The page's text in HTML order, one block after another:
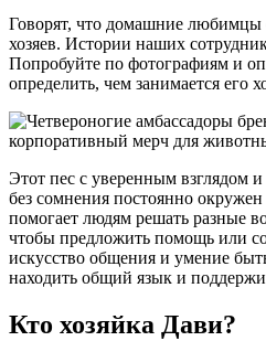
Говорят, что домашние любимцы
хозяев. Истории наших
Попробуйте по фотографиям и
определить, чем занимается его
Этот пес с уверенным взглядом
без сомнения постоянно
помогает людям решать разные
чтобы предложить помощь или
искусство общения и умение
находить общий язык и
Кто хозяйка Дави?